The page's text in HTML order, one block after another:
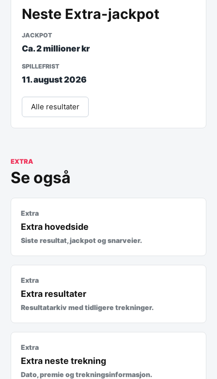
Neste Extra-jackpot
JACKPOT
Ca. 2 millioner kr
SPILLEFRIST
11. august 2026
Alle resultater
EXTRA
Se også
Extra
Extra hovedside
Siste resultat, jackpot og snarveier.
Extra
Extra resultater
Resultatarkiv med tidligere trekninger.
Extra
Extra neste trekning
Dato, premie og trekningsinformasjon.